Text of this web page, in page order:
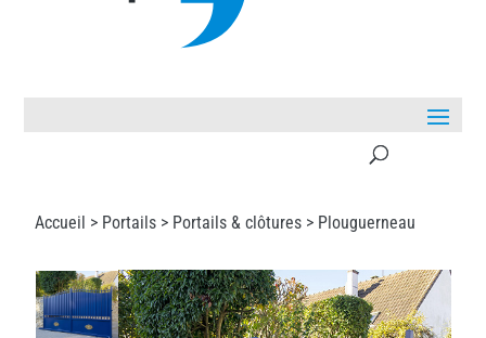
Accueil > Portails > Portails & clôtures > Plouguerneau